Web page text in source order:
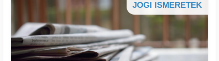
JOGI ISMERETEK